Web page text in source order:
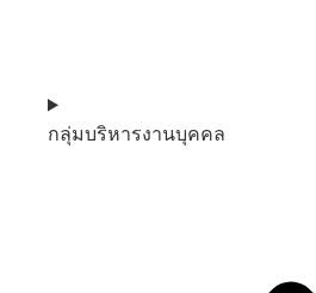
กลุ่มบริหารงานบุคคล